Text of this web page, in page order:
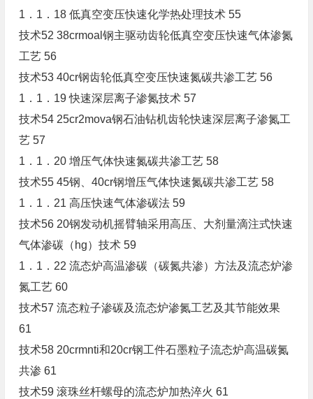
1．1．18 低真空变压快速化学热处理技术 55
技术52 38crmoal钢主驱动齿轮低真空变压快速气体渗氮
工艺 56
技术53 40cr钢齿轮低真空变压快速氮碳共渗工艺 56
1．1．19 快速深层离子渗氮技术 57
技术54 25cr2mova钢石油钻机齿轮快速深层离子渗氮工
艺 57
1．1．20 增压气体快速氮碳共渗工艺 58
技术55 45钢、40cr钢增压气体快速氮碳共渗工艺 58
1．1．21 高压快速气体渗碳法 59
技术56 20钢发动机摇臂轴采用高压、大剂量滴注式快速
气体渗碳（hg）技术 59
1．1．22 流态炉高温渗碳（碳氮共渗）方法及流态炉渗
氮工艺 60
技术57 流态粒子渗碳及流态炉渗氮工艺及其节能效果
61
技术58 20crmnti和20cr钢工件石墨粒子流态炉高温碳氮
共渗 61
技术59 滚珠丝杆螺母的流态炉加热淬火 61